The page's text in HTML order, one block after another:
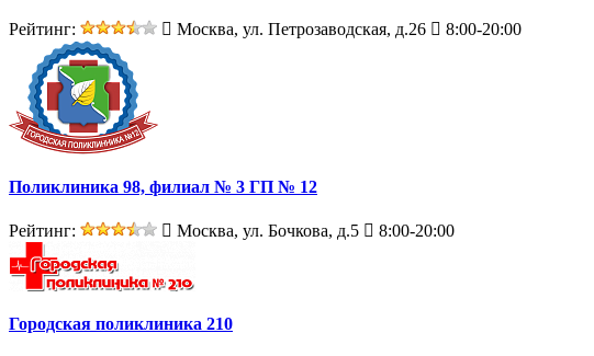
Рейтинг: Москва, ул. Петрозаводская, д.26 8:00-20:00
Поликлиника 98, филиал № 3 ГП № 12
Рейтинг: Москва, ул. Бочкова, д.5 8:00-20:00
Городская поликлиника 210